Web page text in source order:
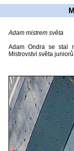
Adam mistrem světa
Adam Ondra se stal
Mistrovství světa